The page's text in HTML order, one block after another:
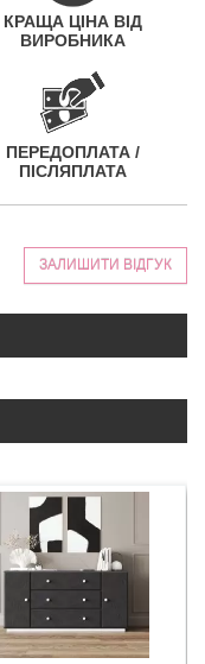
КРАЩА ЦІНА ВІД
ВИРОБНИКА
ПЕРЕДОПЛАТА /
ПІСЛЯПЛАТА
ЗАЛИШИТИ ВІДГУК